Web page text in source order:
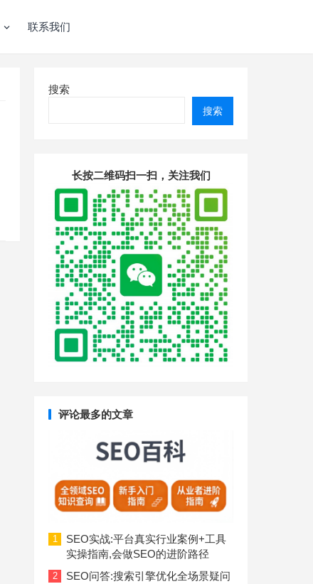
联系我们
搜索
搜索
长按二维码扫一扫，关注我们
评论最多的文章
1
SEO实战:平台真实行业案例+工具
实操指南,会做SEO的进阶路径
2
SEO问答:搜索引擎优化全场景疑问